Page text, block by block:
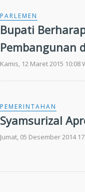
PARLEMEN
Bupati
Pembangunan
Kamis, 12 Maret 2015 10:08
PEMERINTAHAN
Syamsurizal
Jumat, 05 Desember 2014